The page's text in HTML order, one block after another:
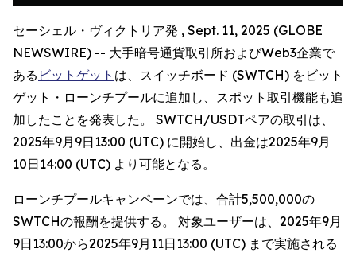
セーシェル・ヴィクトリア発 , Sept. 11, 2025 (GLOBE
NEWSWIRE) -- 大手暗号通貨取引所およびWeb3企業で
ある ビットゲット は、スイッチボード (SWTCH) をビット
ゲット・ローンチプールに追加し、スポット取引機能も追
加したことを発表した。 SWTCH/USDTペアの取引は、
2025年9月9日13:00 (UTC) に開始し、出金は2025年9月
10日14:00 (UTC) より可能となる。
ローンチプールキャンペーンでは、合計5,500,000の
SWTCHの報酬を提供する。 対象ユーザーは、2025年9月
9日13:00から2025年9月11日13:00 (UTC) まで実施される